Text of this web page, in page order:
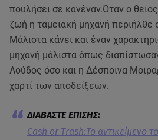
πουλήσει σε κανέναν.Όταν ο
ζωή η ταμειακή μηχανή περιήλθε
Μάλιστα κάνει και έναν
μηχανή μάλιστα όπως
Λούδος όσο και η Δέσποινα
χαρτί των αποδείξεων.
Cash or Trash:Το αντικείμενο